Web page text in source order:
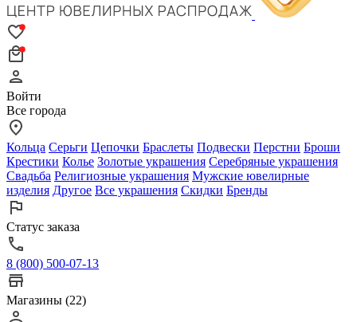
Войти
Все города
Кольца Серьги Цепочки Браслеты Подвески Перстни Броши
Крестики Колье Золотые украшения Серебряные украшения
Свадьба Религиозные украшения Мужские ювелирные
изделия Другое Все украшения Скидки Бренды
Статус заказа
8 (800) 500-07-13
Магазины (22)